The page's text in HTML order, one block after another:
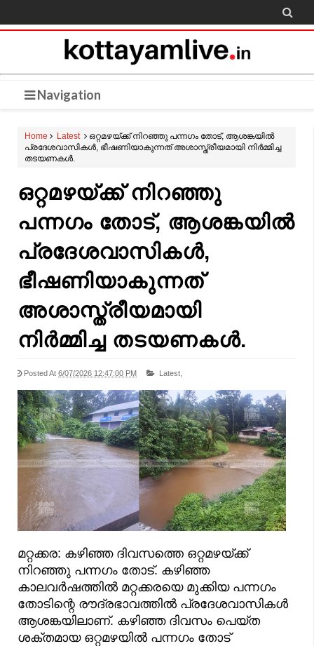

Navigation
Home Latest
ഒറ്റമഴയ്ക്ക് നിറഞ്ഞു പന്നഗം തോട്, ആശങ്കയിൽ
പ്രദേശവാസികൾ, ഭീഷണിയാകുന്നത് അശാസ്ത്രീയമായി നിർമ്മിച്ച
തടയണകൾ.
ഒറ്റമഴയ്ക്ക് നിറഞ്ഞു
പന്നഗം തോട്, ആശങ്കയിൽ
പ്രദേശവാസികൾ,
ഭീഷണിയാകുന്നത്
അശാസ്ത്രീയമായി
നിർമ്മിച്ച തടയണകൾ.
Posted At 6/07/2026 12:47:00 PM Latest,
മറ്റക്കര: കഴിഞ്ഞ ദിവസത്തെ ഒറ്റമഴയ്ക്ക്
നിറഞ്ഞു പന്നഗം തോട്. കഴിഞ്ഞ
കാലവർഷത്തിൽ മറ്റക്കരയെ മുക്കിയ പന്നഗം
തോടിന്റെ രൗദ്രഭാവത്തിൽ പ്രദേശവാസികൾ
ആശങ്കയിലാണ്. കഴിഞ്ഞ ദിവസം പെയ്ത
ശക്തമായ ഒറ്റമഴയിൽ പന്നഗം തോട്